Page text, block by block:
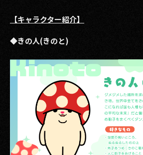
2012
2011
2010
2009
【キャラクター紹介】
◆きの人(きのと)